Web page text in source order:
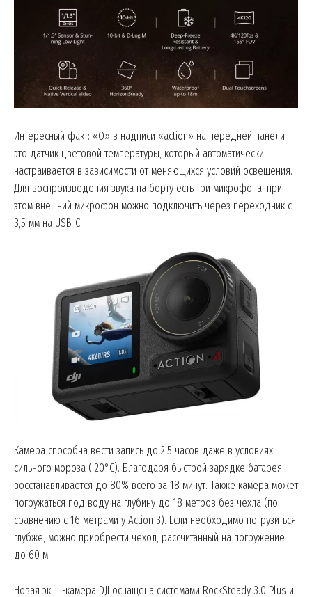
Интересный факт: «O» в надписи «action» на передней панели —
это датчик цветовой температуры, который автоматически
настраивается в зависимости от меняющихся условий освещения.
Для воспроизведения звука на борту есть три микрофона, при
этом внешний микрофон можно подключить через переходник с
3,5 мм на USB-C.
Камера способна вести запись до 2,5 часов даже в условиях
сильного мороза (-20°C). Благодаря быстрой зарядке батарея
восстанавливается до 80% всего за 18 минут. Также камера может
погружаться под воду на глубину до 18 метров без чехла (по
сравнению с 16 метрами у Action 3). Если необходимо погрузиться
глубже, можно приобрести чехол, рассчитанный на погружение
до 60 м.
Новая экшн-камера DJI оснащена системами RockSteady 3.0 Plus и